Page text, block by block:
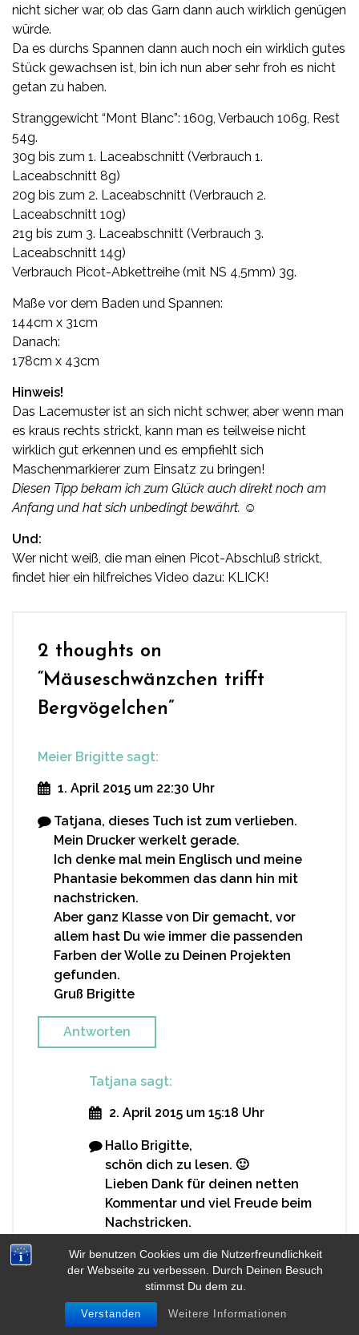
Wir benutzen Cookies um die Nutzerfreundlichkeit
der Webseite zu verbessen. Durch Deinen Besuch
stimmst Du dem zu.
Verstanden Weitere Informationen
nicht sicher war, ob das Garn dann auch wirklich genügen
würde.
Da es durchs Spannen dann auch noch ein wirklich gutes
Stück gewachsen ist, bin ich nun aber sehr froh es nicht
getan zu haben.
Stranggewicht “Mont Blanc”: 160g, Verbauch 106g, Rest
54g.
30g bis zum 1. Laceabschnitt (Verbrauch 1.
Laceabschnitt 8g)
20g bis zum 2. Laceabschnitt (Verbrauch 2.
Laceabschnitt 10g)
21g bis zum 3. Laceabschnitt (Verbrauch 3.
Laceabschnitt 14g)
Verbrauch Picot-Abkettreihe (mit NS 4,5mm) 3g.
Maße vor dem Baden und Spannen:
144cm x 31cm
Danach:
178cm x 43cm
Hinweis!
Das Lacemuster ist an sich nicht schwer, aber wenn man
es kraus rechts strickt, kann man es teilweise nicht
wirklich gut erkennen und es empfiehlt sich
Maschenmarkierer zum Einsatz zu bringen!
Diesen Tipp bekam ich zum Glück auch direkt noch am
Anfang und hat sich unbedingt bewährt. ☺
Und:
Wer nicht weiß, die man einen Picot-Abschluß strickt,
findet hier ein hilfreiches Video dazu: KLICK!
2 thoughts on
“Mäuseschwänzchen trifft
Bergvögelchen”
Meier Brigitte sagt:
1. April 2015 um 22:30 Uhr
Tatjana, dieses Tuch ist zum verlieben.
Mein Drucker werkelt gerade.
Ich denke mal mein Englisch und meine
Phantasie bekommen das dann hin mit
nachstricken.
Aber ganz Klasse von Dir gemacht, vor
allem hast Du wie immer die passenden
Farben der Wolle zu Deinen Projekten
gefunden.
Gruß Brigitte
Antworten
Tatjana sagt:
2. April 2015 um 15:18 Uhr
Hallo Brigitte,
schön dich zu lesen. 🙂
Lieben Dank für deinen netten
Kommentar und viel Freude beim
Nachstricken.
weißt du ja wo du mich findest.
Wenn ich kann helfe ich natürlich
gerne weiter.
Viele Grüße